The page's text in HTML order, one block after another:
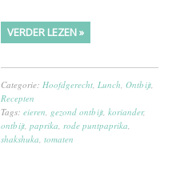
VERDER LEZEN »
Categorie: Hoofdgerecht Lunch ,Ontbijt
Recepten
Tags:eieren gezond ontbijt ,koriander,
ontbijt ,paprika rode puntpaprika
shakshuka ,tomaten